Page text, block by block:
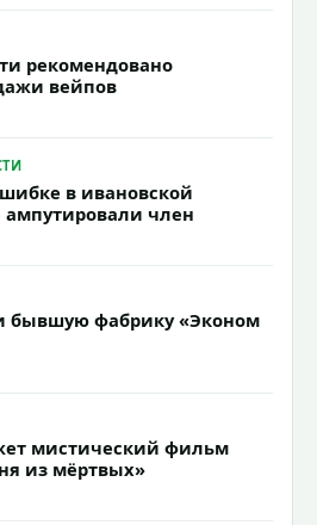
рекомендовано
вейпов
в ивановской
член
бывшую фабрику «Эконом
мистический фильм
из мёртвых»